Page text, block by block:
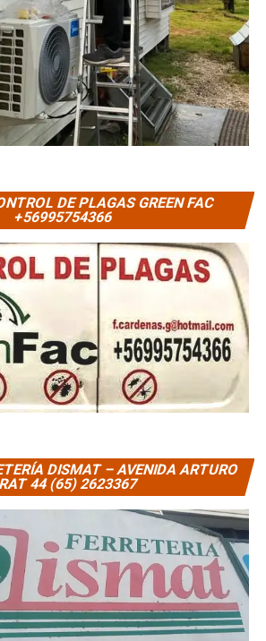
DE PLAGAS GREEN FAC
+56995754366
DISMAT – AVENIDA ARTURO
44 (65) 2623367